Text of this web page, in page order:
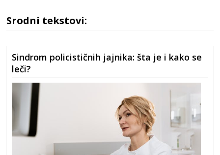
Srodni tekstovi:
Sindrom policističnih jajnika: šta je i kako se
leči?